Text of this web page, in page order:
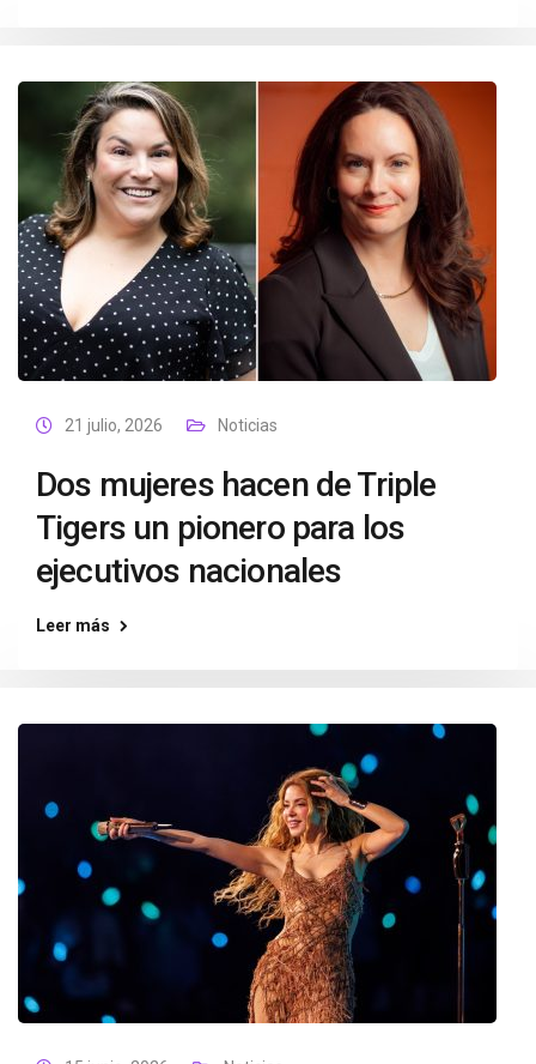
21 julio, 2026 Noticias
Dos mujeres hacen de Triple
Tigers un pionero para los
ejecutivos nacionales
Leer más